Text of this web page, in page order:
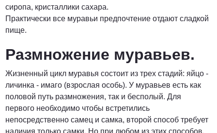
сиропа, кристаллики сахара.
Практически все муравьи предпочтение отдают сладкой
пище.
Размножение муравьев.
Жизненный цикл муравья состоит из трех стадий: яйцо -
личинка - имаго (взрослая особь). У муравьев есть как
половой путь размножения, так и бесполый. Для
первого необходимо чтобы встретились
непосредственно самец и самка, второй способ требует
наличия только самки. Но при любом из этих способов,